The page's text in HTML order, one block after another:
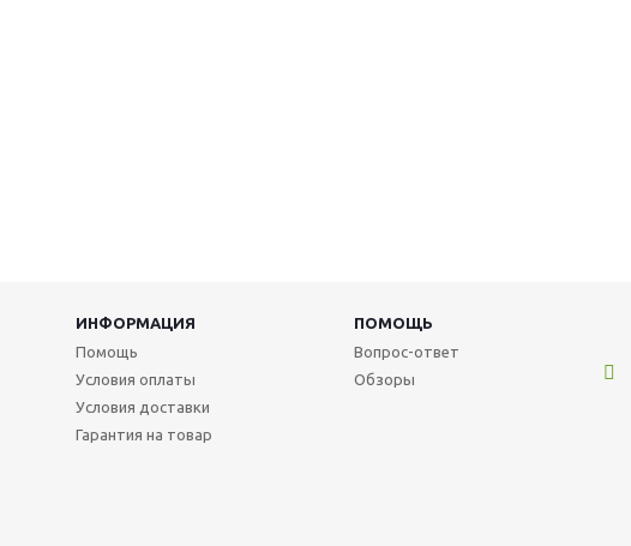
ИНФОРМАЦИЯ
ПОМОЩЬ
Помощь
Условия оплаты
Условия доставки
Гарантия на товар
Вопрос-ответ
Обзоры